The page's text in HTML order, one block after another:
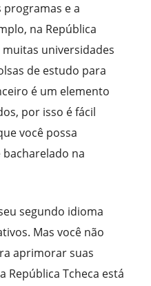
programas e a
na República
universidades
de estudo para
é um elemento
por isso é fácil
você possa
na
segundo idioma
Mas você não
aprimorar suas
República Tcheca está